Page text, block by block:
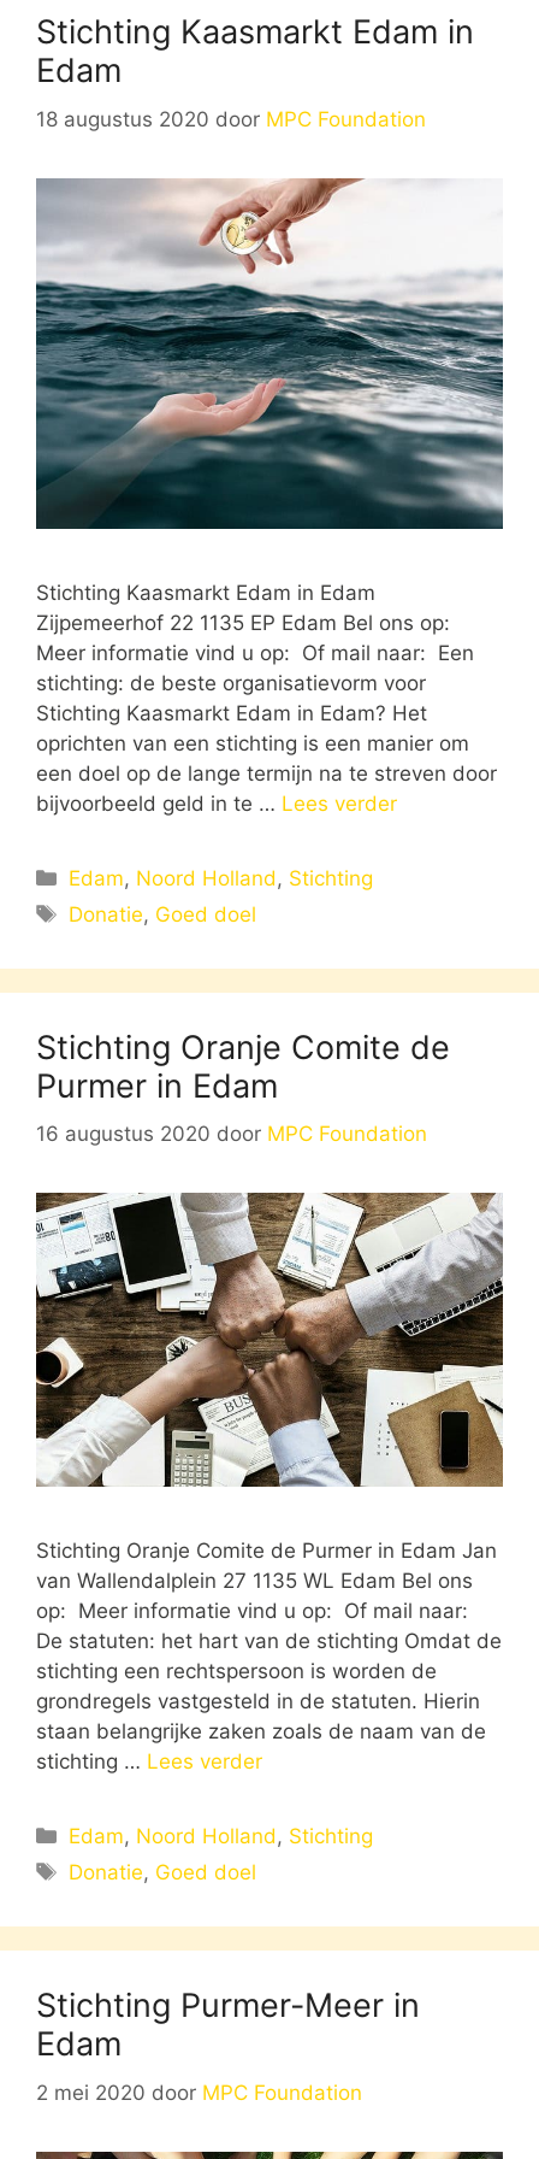
Stichting Kaasmarkt Edam in
Edam
18 augustus 2020 door MPC Foundation
Stichting Kaasmarkt Edam in Edam
Zijpemeerhof 22 1135 EP Edam Bel ons op:
Meer informatie vind u op: Of mail naar: Een
stichting: de beste organisatievorm voor
Stichting Kaasmarkt Edam in Edam? Het
oprichten van een stichting is een manier om
een doel op de lange termijn na te streven door
bijvoorbeeld geld in te … Lees verder
Categorieën
Edam, Noord Holland , Stichting
Tags
Donatie, Goed doel
Stichting Oranje Comite de
Purmer in Edam
16 augustus 2020 door MPC Foundation
Stichting Oranje Comite de Purmer in Edam Jan
van Wallendalplein 27 1135 WL Edam Bel ons
op: Meer informatie vind u op: Of mail naar:
De statuten: het hart van de stichting Omdat de
stichting een rechtspersoon is worden de
grondregels vastgesteld in de statuten. Hierin
staan belangrijke zaken zoals de naam van de
stichting … Lees verder
Categorieën
Edam, Noord Holland, Stichting
Tags
Donatie, Goed doel
Stichting Purmer-Meer in
Edam
2 mei 2020 door MPC Foundation